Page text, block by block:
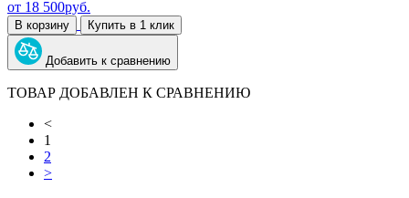
от 18 500руб.
В корзину Купить в 1 клик
Добавить к сравнению
ТОВАР ДОБАВЛЕН К СРАВНЕНИЮ
<
1
2
>